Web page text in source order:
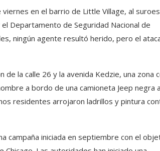
en el barrio de Little Village, al
Departamento de Seguridad Nacional de
ningún agente resultó herido, pero el
la calle 26 y la avenida Kedzie, una zona
a bordo de una camioneta Jeep negra
residentes arrojaron ladrillos y pintura
campaña iniciada en septiembre con el